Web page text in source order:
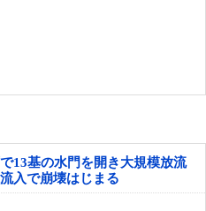
13基の水門を開き大規模放流
入で崩壊はじまる